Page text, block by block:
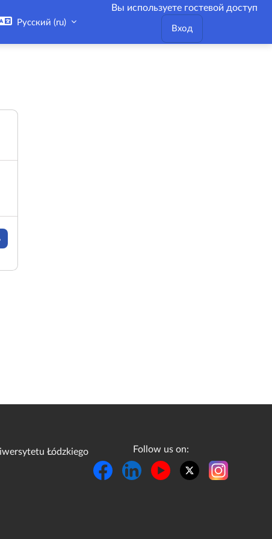
Русский ‎(ru)‎
Вы используете гостевой доступ
Вход
Łódzkiego
Follow us on: